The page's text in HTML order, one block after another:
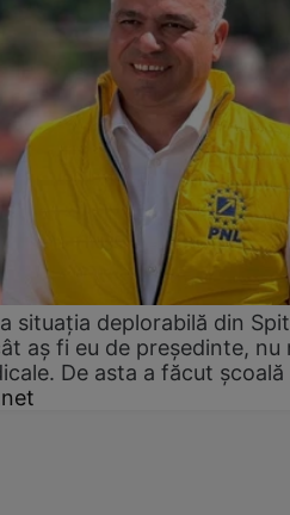
situația deplorabilă din
aș fi eu de președinte, nu
De asta a făcut școală